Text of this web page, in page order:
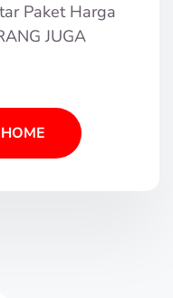
Paket Harga
JUGA